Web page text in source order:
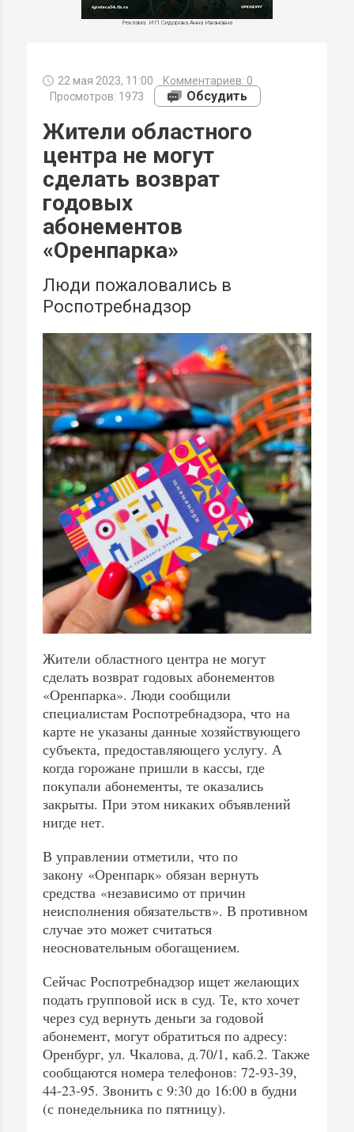
Реклама. ИП Сидорова Анна Ивановна
22 мая 2023, 11:00 Комментариев: 0
Просмотров: 1973
Обсудить
Жители областного
центра не могут
сделать возврат
годовых
абонементов
«Оренпарка»
Люди пожаловались в
Роспотребнадзор
Жители областного центра не могут
сделать возврат годовых абонементов
«Оренпарка». Люди сообщили
специалистам Роспотребнадзора, что на
карте не указаны данные хозяйствующего
субъекта, предоставляющего услугу. А
когда горожане пришли в кассы, где
покупали абонементы, те оказались
закрыты. При этом никаких объявлений
нигде нет.
В управлении отметили, что по
закону «Оренпарк» обязан вернуть
средства «независимо от причин
неисполнения обязательств». В противном
случае это может считаться
неосновательным обогащением.
Сейчас Роспотребнадзор ищет желающих
подать групповой иск в суд. Те, кто хочет
через суд вернуть деньги за годовой
абонемент, могут обратиться по адресу:
Оренбург, ул. Чкалова, д.70/1, каб.2. Также
сообщаются номера телефонов: 72-93-39,
44-23-95. Звонить с 9:30 до 16:00 в будни
(с понедельника по пятницу).